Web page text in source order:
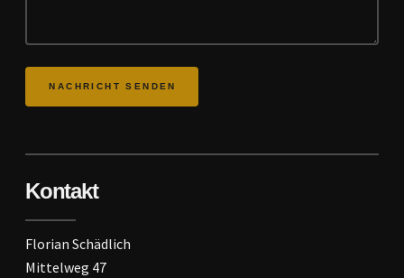
Kontakt
Florian Schädlich
Mittelweg 47